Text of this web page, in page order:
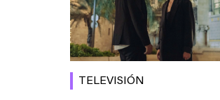
TELEVISIÓN